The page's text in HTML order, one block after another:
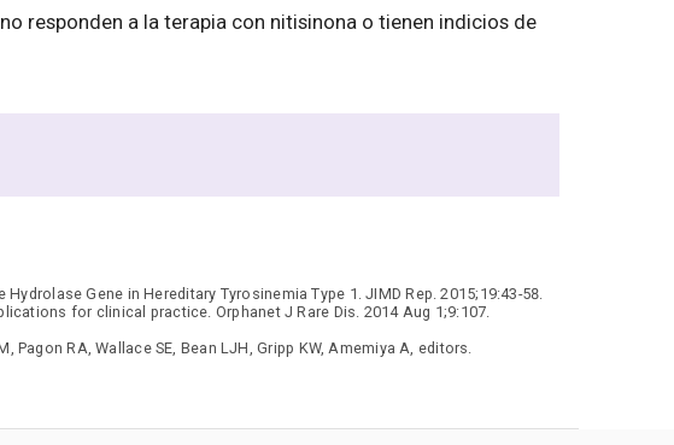
responden a la terapia con nitisinona o tienen indicios de
Gene in Hereditary Tyrosinemia Type 1. JIMD Rep. 2015;19:43-58.
for clinical practice. Orphanet J Rare Dis. 2014 Aug 1;9:107.
RA, Wallace SE, Bean LJH, Gripp KW, Amemiya A, editors.